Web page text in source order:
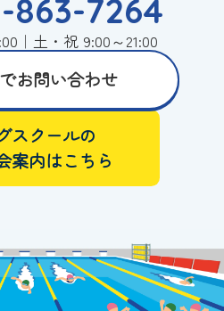
863-7264
｜土・祝 9:00～21:00
お問い合わせ
スクールの
案内はこちら